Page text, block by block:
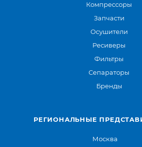
Компрессоры
Запчасти
Осушители
Ресиверы
Фильтры
Сепараторы
Бренды
РЕГИОНАЛЬНЫЕ
Москва